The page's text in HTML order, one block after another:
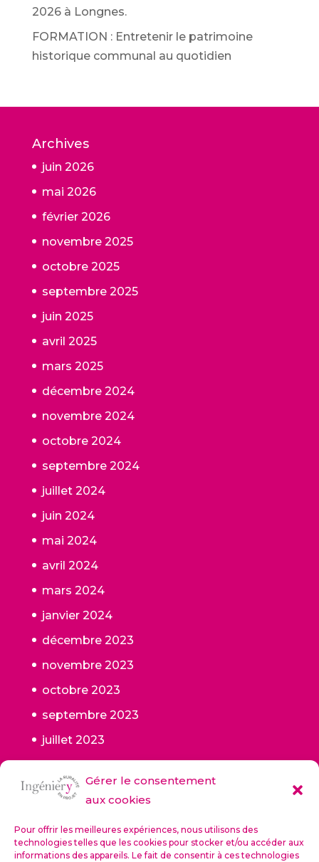
Gérer le consentement
aux cookies
Pour offrir les meilleures expériences, nous utilisons des
technologies telles que les cookies pour stocker et/ou accéder aux
informations des appareils. Le fait de consentir à ces technologies
2026 à Longnes.
FORMATION : Entretenir le patrimoine
historique communal au quotidien
Archives
juin 2026
mai 2026
février 2026
novembre 2025
octobre 2025
septembre 2025
juin 2025
avril 2025
mars 2025
décembre 2024
novembre 2024
octobre 2024
septembre 2024
juillet 2024
juin 2024
mai 2024
avril 2024
mars 2024
janvier 2024
décembre 2023
novembre 2023
octobre 2023
septembre 2023
juillet 2023
juin 2023
mai 2023
octobre 2022